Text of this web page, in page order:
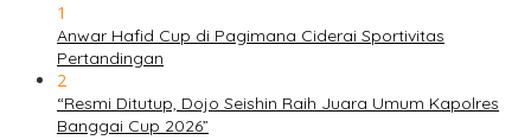
1
Anwar Hafid Cup di Pagimana Ciderai Sportivitas
Pertandingan
2
“Resmi Ditutup, Dojo Seishin Raih Juara Umum Kapolres
Banggai Cup 2026”